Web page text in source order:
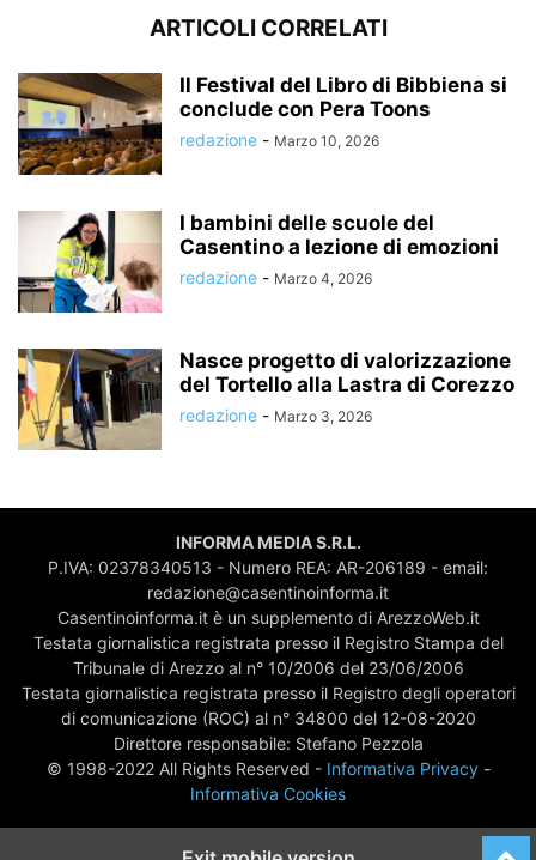
ARTICOLI CORRELATI
Il Festival del Libro di Bibbiena si
conclude con Pera Toons
redazione - Marzo 10, 2026
I bambini delle scuole del
Casentino a lezione di emozioni
redazione - Marzo 4, 2026
Nasce progetto di valorizzazione
del Tortello alla Lastra di Corezzo
redazione - Marzo 3, 2026
INFORMA MEDIA S.R.L.
P.IVA: 02378340513 - Numero REA: AR-206189 - email:
redazione@casentinoinforma.it
Casentinoinforma.it è un supplemento di ArezzoWeb.it
Testata giornalistica registrata presso il Registro Stampa del
Tribunale di Arezzo al n° 10/2006 del 23/06/2006
Testata giornalistica registrata presso il Registro degli operatori
di comunicazione (ROC) al n° 34800 del 12-08-2020
Direttore responsabile: Stefano Pezzola
© 1998-2022 All Rights Reserved - Informativa Privacy-
Informativa Cookies